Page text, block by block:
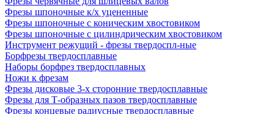
Фрезы шпоночные к/х уцененные
Фрезы шпоночные с коническим хвостовиком
Фрезы шпоночные с цилиндрическим хвостовиком
Инструмент режущий - фрезы твердоспл-ные
Борфрезы твердосплавные
Наборы борфрез твердосплавных
Ножи к фрезам
Фрезы дисковые 3-х сторонние твердосплавные
Фрезы для Т-образных пазов твердосплавные
Фрезы концевые радиусные твердосплавные